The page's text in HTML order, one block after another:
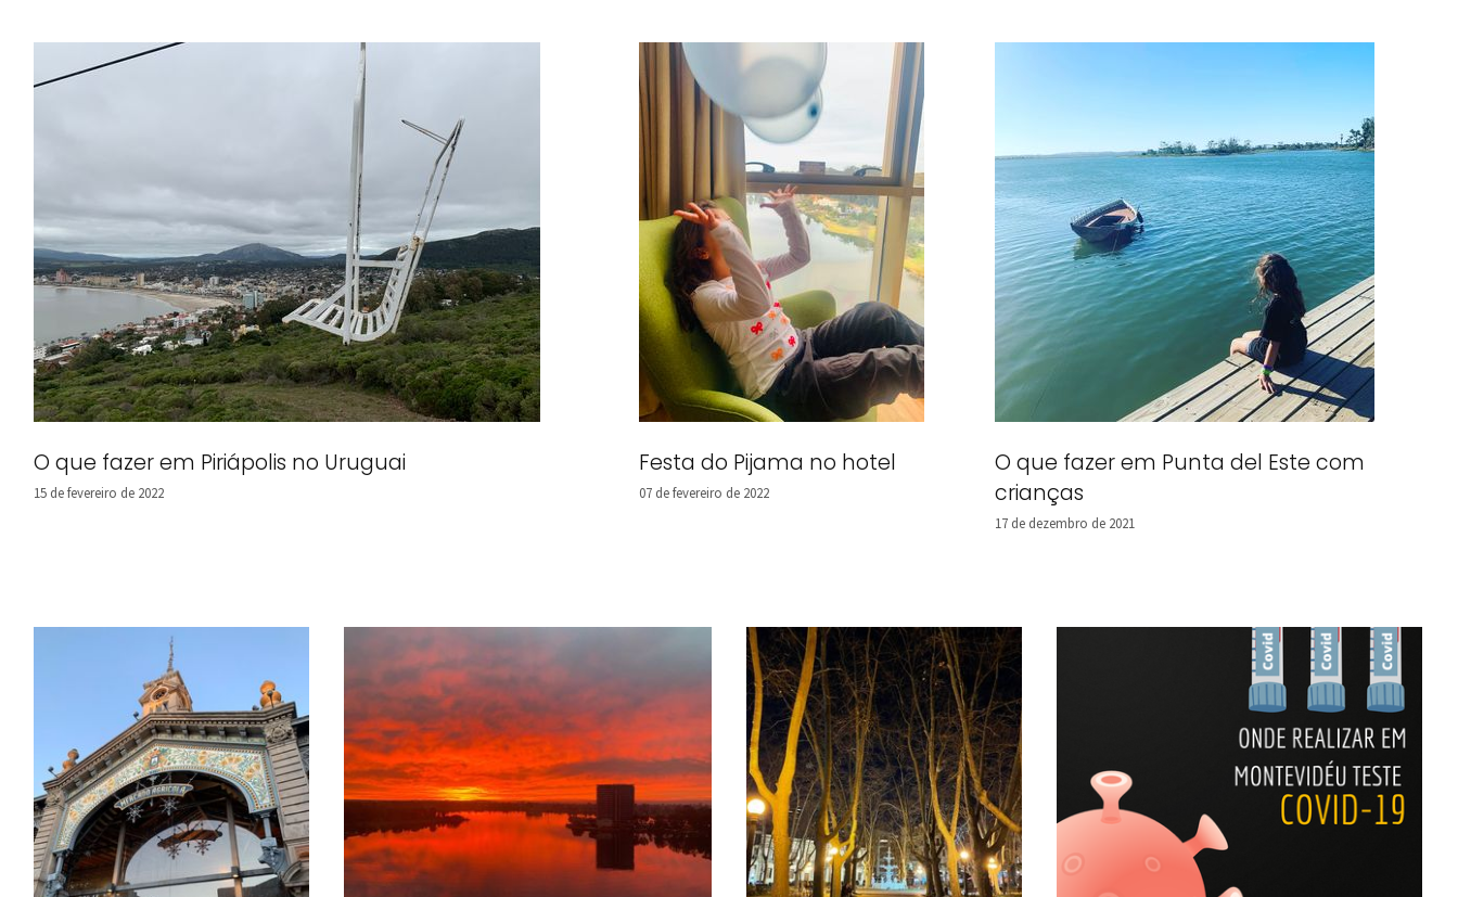
O que fazer em Piriápolis no Uruguai
15 de fevereiro de 2022
Festa do Pijama no hotel
07 de fevereiro de 2022
O que fazer em Punta del Este com
crianças
17 de dezembro de 2021